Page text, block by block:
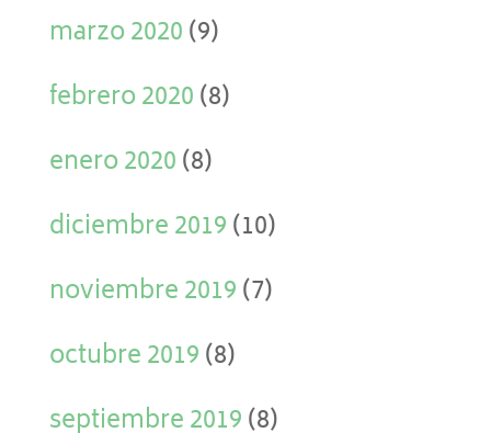
marzo 2020(9)
febrero 2020(8)
enero 2020(8)
diciembre 2019(10)
noviembre 2019(7)
octubre 2019(8)
septiembre 2019(8)